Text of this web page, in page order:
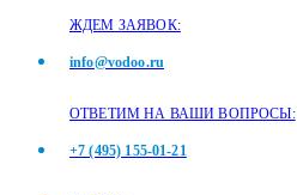
ЖДЕМ ЗАЯВОК:
info@vodoo.ru
ОТВЕТИМ НА ВАШИ ВОПРОСЫ:
+7 (495) 155-01-21